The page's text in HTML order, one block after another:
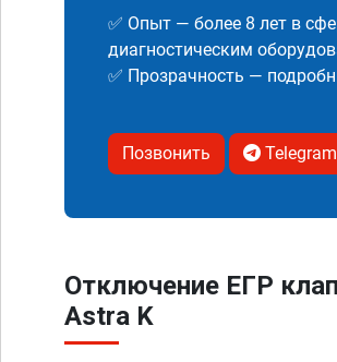
✅ Опыт — более 8 лет в
диагностическим
✅ Прозрачность —
Позвонить Telegram
Отключение ЕГР
Astra K